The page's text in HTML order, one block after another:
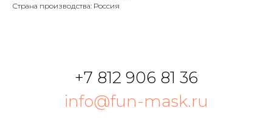
Страна производства: Россия
+7 812 906 81 36
info@fun-mask.ru